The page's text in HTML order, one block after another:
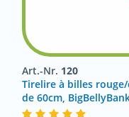
Art.-Nr. 120
Tirelire à billes
de 60cm,